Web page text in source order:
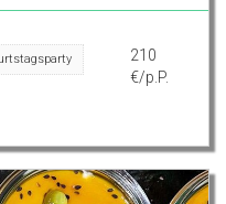
210
€/p.P.